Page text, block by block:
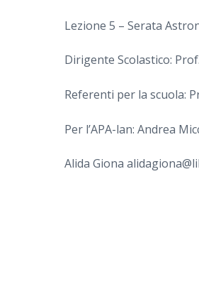
Lezione 5 – Serata
Dirigente Scolastico:
Referenti per la scuola:
Per l’APA-lan: Andrea
Alida Giona